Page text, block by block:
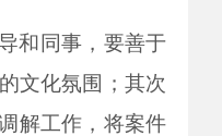
和同事，要善于
文化氛围；其次
解工作，将案件